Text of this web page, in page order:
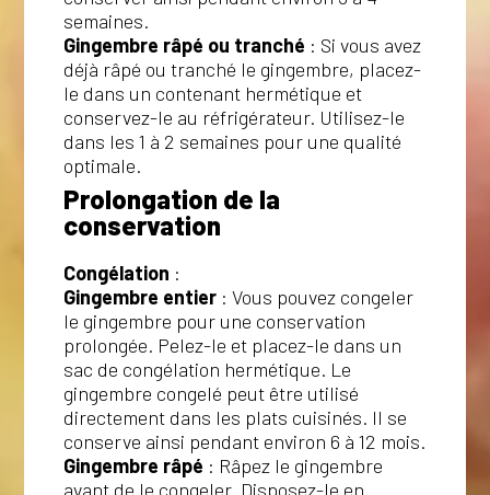
semaines.
Gingembre râpé ou tranché : Si vous avez
déjà râpé ou tranché le gingembre, placez-
le dans un contenant hermétique et
conservez-le au réfrigérateur. Utilisez-le
dans les 1 à 2 semaines pour une qualité
optimale.
Prolongation de la
conservation
Congélation :
Gingembre entier : Vous pouvez congeler
le gingembre pour une conservation
prolongée. Pelez-le et placez-le dans un
sac de congélation hermétique. Le
gingembre congelé peut être utilisé
directement dans les plats cuisinés. Il se
conserve ainsi pendant environ 6 à 12 mois.
Gingembre râpé : Râpez le gingembre
avant de le congeler. Disposez-le en